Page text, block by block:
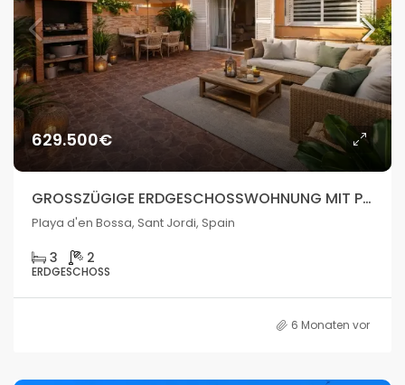
629.500€
GROSSZÜGIGE ERDGESCHOSSWOHNUNG MIT PRIVATEN PATIOS UND PARKPLATZ, 300 M VOM MEER IN PLAYA D’EN BOSSA, IBIZA
Playa d'en Bossa, Sant Jordi, Spain
3 2
ERDGESCHOSS
6 Monaten vor